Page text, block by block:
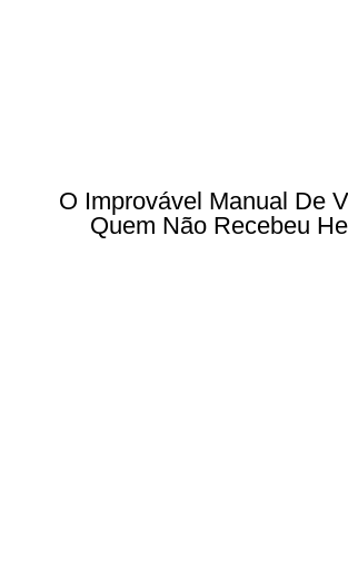
O Improvável Manual De
Quem Não Recebeu